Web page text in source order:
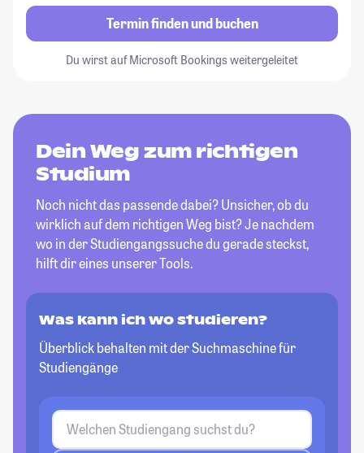
Termin finden und buchen
Du wirst auf Microsoft Bookings weitergeleitet
Dein Weg zum richtigen
Studium
Noch nicht das passende dabei? Unsicher, ob du
wirklich auf dem richtigen Weg bist? Je nachdem
wo in der Studiengangssuche du gerade steckst,
hilft dir eines unserer Tools.
Was kann ich wo studieren?
Überblick behalten mit der Suchmaschine für
Studiengänge